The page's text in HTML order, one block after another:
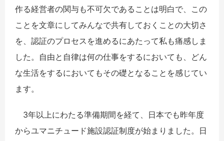
作る経営者の関与も不可欠であることは明白で、この
ことを文章にしてみんなで共有しておくことの大切さ
を、認証のプロセスを進めるにあたって私も痛感しま
した。自由と自律は何の仕事をするにおいても、どん
な生活をするにおいてもその礎となることを感じてい
ます。
3年以上にわたる準備期間を経て、日本でも昨年度
からユマニチュード施設認証制度が始まりました。日